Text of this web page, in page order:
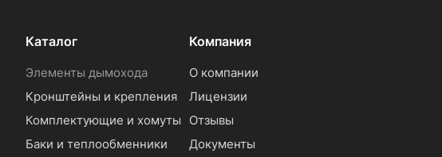
Каталог
Элементы дымохода
Кронштейны и крепления
Комплектующие и хомуты
Баки и теплообменники
Компания
О компании
Лицензии
Отзывы
Документы